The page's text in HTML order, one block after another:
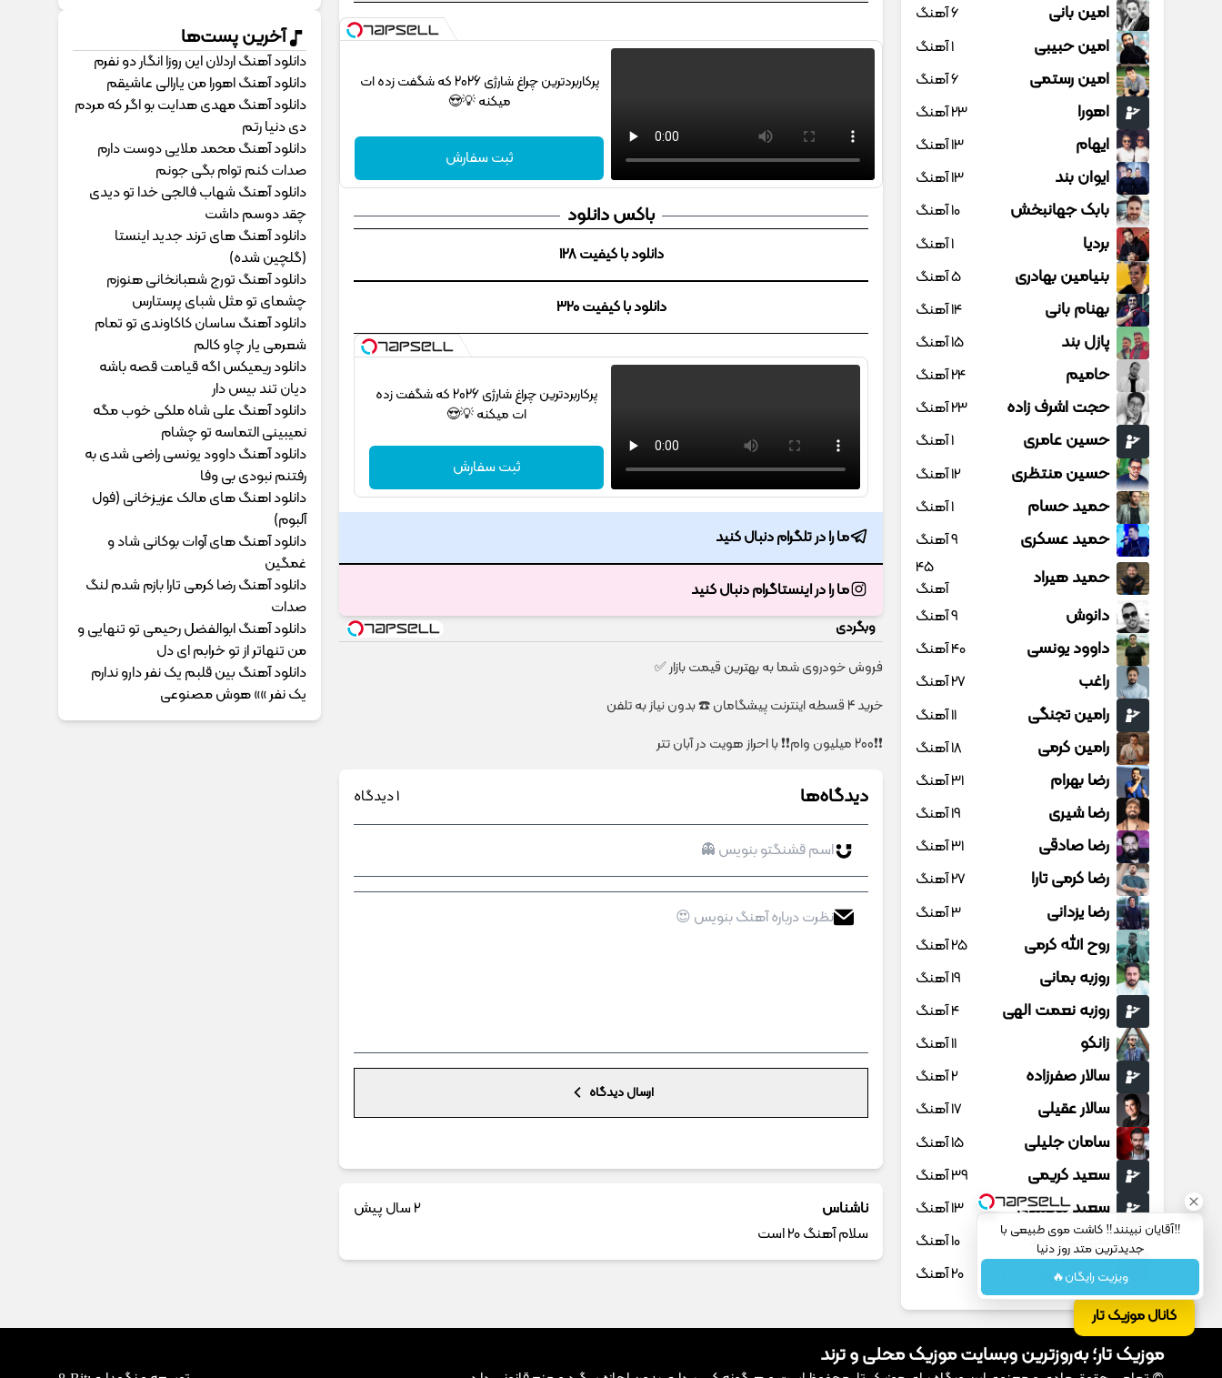
کانال موزیک تار
پرکاربردترین چراغ شارژی 2026 که شگفت زده ات
میکنه 💡😍
ثبت سفارش
باکس دانلود
دانلود با کیفیت 128
دانلود با کیفیت 320
پرکاربردترین چراغ شارژی 2026 که شگفت زده
ات میکنه 💡😍
ثبت سفارش
ما را در تلگرام دنبال کنید
ما را در اینستاگرام دنبال کنید
وبگردی
فروش خودروی شما به بهترین قیمت بازار ✅
خرید 4 قسطه اینترنت پیشگامان ☎️ بدون نیاز به تلفن
❗❗200 میلیون وام❗❗ با احراز هویت در آبان تتر
دیدگاه‌ها 1 دیدگاه
ارسال دیدگاه
ناشناس
2 سال پیش
سلام آهنگ 20 است
امین بانی 6 آهنگ
امین حبیبی 1 آهنگ
امین رستمی 6 آهنگ
اهورا 23 آهنگ
ایهام 13 آهنگ
ایوان بند 13 آهنگ
بابک جهانبخش 10 آهنگ
بردیا 1 آهنگ
بنیامین بهادری 5 آهنگ
بهنام بانی 14 آهنگ
پازل بند 15 آهنگ
حامیم 24 آهنگ
حجت اشرف زاده 23 آهنگ
حسین عامری 1 آهنگ
حسین منتظری 12 آهنگ
حمید حسام 1 آهنگ
حمید عسکری 9 آهنگ
حمید هیراد
45
آهنگ
دانوش 9 آهنگ
داوود یونسی 40 آهنگ
راغب 27 آهنگ
رامین تجنگی 11 آهنگ
رامین کرمی 18 آهنگ
رضا بهرام 31 آهنگ
رضا شیری 19 آهنگ
رضا صادقی 31 آهنگ
رضا کرمی تارا 27 آهنگ
رضا یزدانی 3 آهنگ
روح الله کرمی 25 آهنگ
روزبه بمانی 19 آهنگ
روزبه نعمت الهی 4 آهنگ
زانکو 11 آهنگ
سالار صفرزاده 2 آهنگ
سالار عقیلی 17 آهنگ
سامان جلیلی 15 آهنگ
سعید کریمی 39 آهنگ
سعید محمدی 13 آهنگ
سهراب پاکزاد 10 آهنگ
سهیل مهرزادگان 20 آهنگ
سیروان خسروی 3 آهنگ
سینا پارسیان
سینا پرسیان
آخرین پست‌ها
دانلود آهنگ اردلان این روزا انگار دو نفرم
دانلود آهنگ اهورا من یارالی عاشیقم
دانلود آهنگ مهدی هدایت بو اگر که مردم
دی دنیا رتم
دانلود آهنگ محمد ملایی دوﺳﺖ دارم
ﺻﺪات ﻛﻨﻢ ﺗﻮام ﺑﮕﻰ ﺟﻮﻧﻢ
دانلود آهنگ شهاب فالجی خدا تو دیدی
چقد دوسم داشت
دانلود آهنگ های ترند جدید اینستا
(گلچین شده)
دانلود آهنگ تورج شعبانخانی هنوزم
چشمای تو مثل شبای پرستارس
دانلود آهنگ ساسان کاکاوندی تو تمام
شعرمی یار چاو کالم
دانلود ریمیکس اگه قیامت قصه باشه
دیان تند بیس دار
دانلود آهنگ علی شاه ملکی خوب مگه
نمیبینی التماسه تو چشام
دانلود آهنگ داوود یونسی راﺿﻰ ﺷﺪی ﺑﻪ
رﻓﺘﻨﻢ ﻧﺒﻮدی ﺑﻰ وﻓﺎ
دانلود اهنگ های مالک عزیزخانی (فول
آلبوم)
دانلود آهنگ های آوات بوکانی شاد و
غمگین
دانلود آهنگ رضا کرمی تارا بازم شدم لنگ
صدات
دانلود آهنگ ابوالفضل رحیمی ﺗﻮ ﺗﻨﻬﺎﻳﻰ و
ﻣﻦ ﺗﻨﻬﺎﺗﺮ از ﺗﻮ ﺧﺮاﺑﻢ ای دل
دانلود آهنگ بین قلبم یک نفر دارو ندارم
یک نفر »» هوش مصنوعی
موزیک تار؛ به‌روزترین وبسایت موزیک محلی و ترند
‼️آقایان نبینند‼️ کاشت موی طبیعی با
جدیدترین متد روز دنیا
ویزیت رایگان🔥